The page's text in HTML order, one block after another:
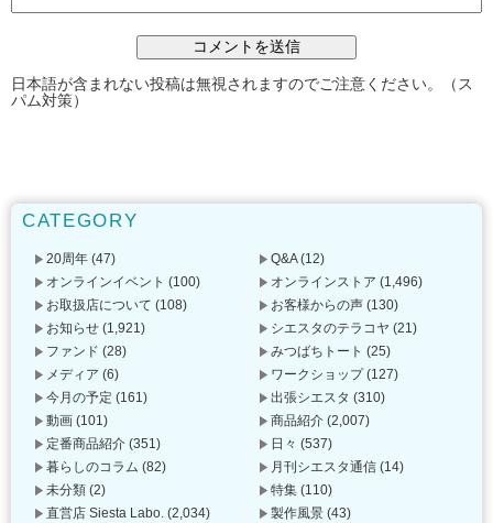
日本語が含まれない投稿は無視されますのでご注意ください。（ス
パム対策）
CATEGORY
20周年 (47) Q&A(12)
オンラインイベント (100) オンラインストア (1,496)
お取扱店について (108) お客様からの声 (130)
お知らせ (1,921) シエスタのテラコヤ (21)
ファンド (28) みつばちトート (25)
メディア (6) ワークショップ(127)
今月の予定 (161) 出張シエスタ (310)
動画 (101) 商品紹介 (2,007)
定番商品紹介 (351) 日々 (537)
暮らしのコラム (82) 月刊シエスタ通信 (14)
未分類 (2) 特集 (110)
直営店 Siesta Labo. (2,034) 製作風景 (43)